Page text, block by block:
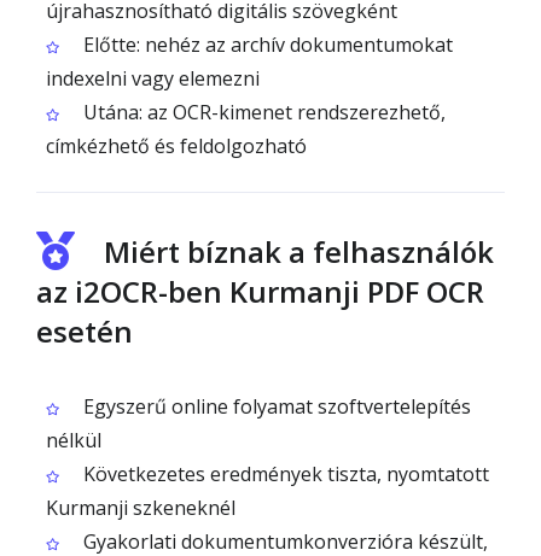
újrahasznosítható digitális szövegként
Előtte: nehéz az archív dokumentumokat
indexelni vagy elemezni
Utána: az OCR-kimenet rendszerezhető,
címkézhető és feldolgozható
Miért bíznak a felhasználók
az i2OCR-ben Kurmanji PDF OCR
esetén
Egyszerű online folyamat szoftvertelepítés
nélkül
Következetes eredmények tiszta, nyomtatott
Kurmanji szkeneknél
Gyakorlati dokumentumkonverzióra készült,